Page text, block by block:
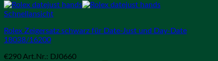
Schnellansicht
Rolex Zeigersatz schwarz für Date-Just und Day-Date
18038/16200
€290 Art.Nr.: DJ0660